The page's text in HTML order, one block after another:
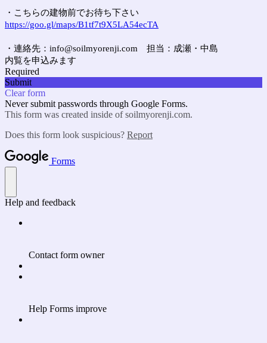
・こちらの建物前でお待ち下さい
https://goo.gl/maps/B1tf7t9X5LA54ecTA
・連絡先：info@soilmyorenji.com 担当：成瀬・中島
内覧を申込みます
Required
Submit
Clear form
Never submit passwords through Google Forms.
This form was created inside of soilmyorenji.com.
Does this form look suspicious? Report
Forms
Help and feedback
Contact form owner
Help Forms improve